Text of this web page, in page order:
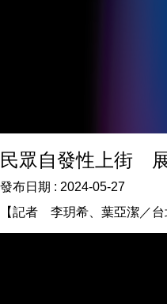
民眾自發性上街
發布日期 : 2024-05-27
【記者 李玥希、葉亞潔／台